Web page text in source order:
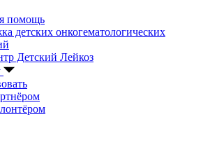
помощь
детских онкогематологических
Детский Лейкоз